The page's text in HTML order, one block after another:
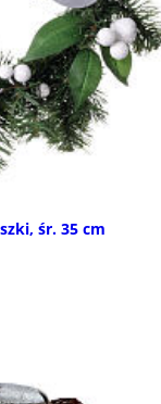
śr. 35 cm